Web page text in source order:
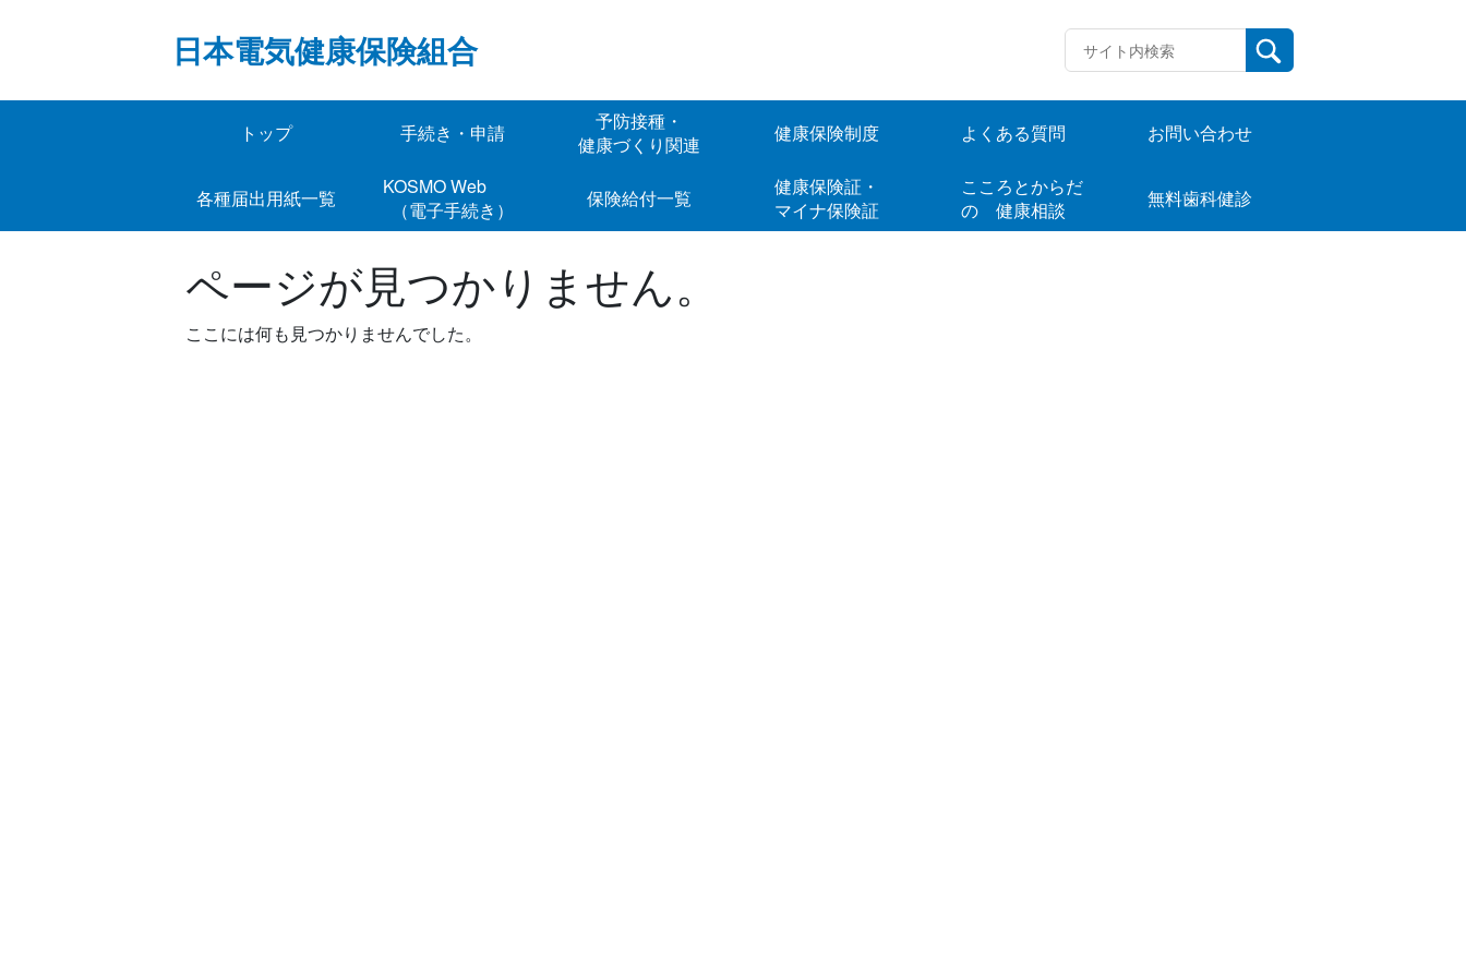
日本電気健康保険組合
トップ 手続き・申請
予防接種・
健康づくり関連
健康保険制度 よくある質問 お問い合わせ
各種届出用紙一覧
KOSMO Web
（電子手続き）
保険給付一覧
健康保険証・
マイナ保険証
こころとからだ
の 健康相談
無料歯科健診
ページが見つかりません。
ここには何も見つかりませんでした。